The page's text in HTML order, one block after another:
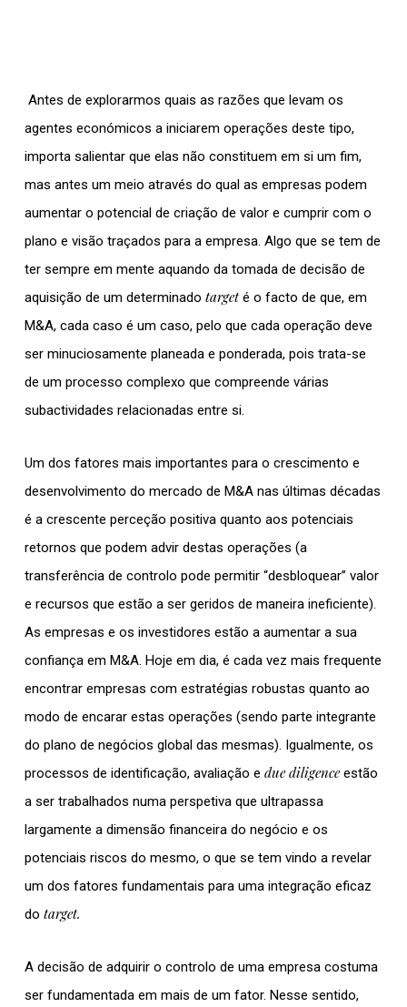
Antes de explorarmos quais as razões que levam os
agentes económicos a iniciarem operações deste tipo,
importa salientar que elas não constituem em si um fim,
mas antes um meio através do qual as empresas podem
aumentar o potencial de criação de valor e cumprir com o
plano e visão traçados para a empresa. Algo que se tem de
ter sempre em mente aquando da tomada de decisão de
aquisição de um determinado targeté o facto de que, em
M&A, cada caso é um caso, pelo que cada operação deve
ser minuciosamente planeada e ponderada, pois trata-se
de um processo complexo que compreende várias
subactividades relacionadas entre si.
Um dos fatores mais importantes para o crescimento e
desenvolvimento do mercado de M&A nas últimas décadas
é a crescente perceção positiva quanto aos potenciais
retornos que podem advir destas operações (a
transferência de controlo pode permitir “desbloquear” valor
e recursos que estão a ser geridos de maneira ineficiente).
As empresas e os investidores estão a aumentar a sua
confiança em M&A. Hoje em dia, é cada vez mais frequente
encontrar empresas com estratégias robustas quanto ao
modo de encarar estas operações (sendo parte integrante
do plano de negócios global das mesmas). Igualmente, os
processos de identificação, avaliação e due diligenceestão
a ser trabalhados numa perspetiva que ultrapassa
largamente a dimensão financeira do negócio e os
potenciais riscos do mesmo, o que se tem vindo a revelar
um dos fatores fundamentais para uma integração eficaz
do target.
A decisão de adquirir o controlo de uma empresa costuma
ser fundamentada em mais de um fator. Nesse sentido,